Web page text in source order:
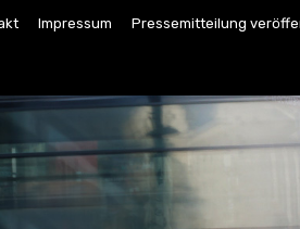
Impressum Pressemitteilung